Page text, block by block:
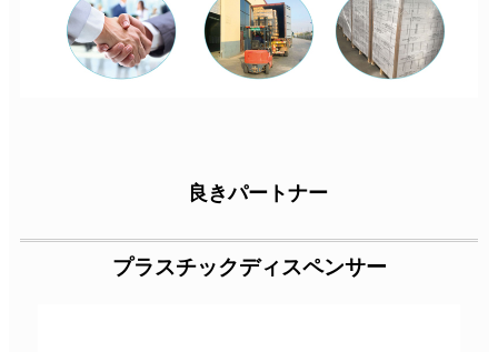
良きパートナー
プラスチックディスペンサー